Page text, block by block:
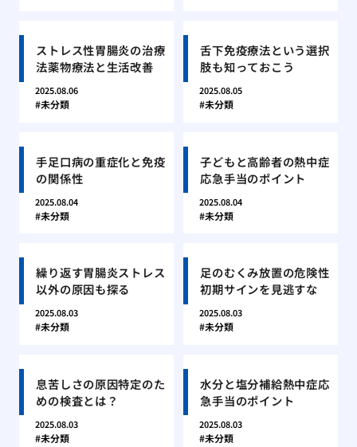
ストレス性胃腸炎の治療
法薬物療法と生活改善
2025.08.06
未分類
舌下免疫療法という選択
肢も知っておこう
2025.08.05
未分類
手足口病の重症化と免疫
の関係性
2025.08.04
未分類
子どもと高齢者の熱中症
応急手当のポイント
2025.08.04
未分類
繰り返す胃腸炎ストレス
以外の原因も探る
2025.08.03
未分類
足のむくみ放置の危険性
初期サインを見逃すな
2025.08.03
未分類
息苦しさの原因特定のた
めの検査とは？
2025.08.03
未分類
水分と塩分補給熱中症応
急手当のポイント
2025.08.03
未分類